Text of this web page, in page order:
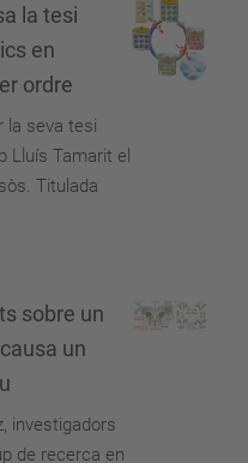
la tesi
en
ordre
la seva tesi
Lluís Tamarit el
Titulada
sobre un
un
investigadors
de recerca en